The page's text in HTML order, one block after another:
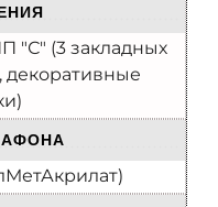
"С" (3 закладных
декоративные